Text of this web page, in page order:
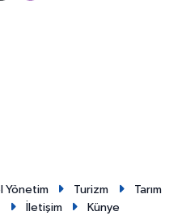
Yönetim Turizm
Tarım
İletişim Künye